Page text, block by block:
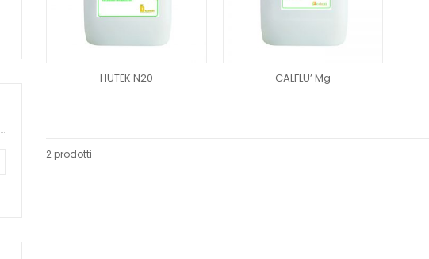
HUTEK N20 CALFLU’ Mg
2 prodotti